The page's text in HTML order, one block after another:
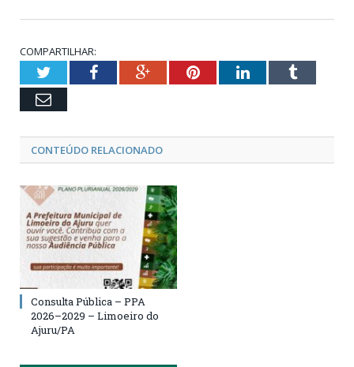
COMPARTILHAR:
TwitterFacebookGoogle+PinterestLinkedInTumblr
Email
CONTEÚDO RELACIONADO
Consulta Pública – PPA
2026–2029 – Limoeiro do
Ajuru/PA